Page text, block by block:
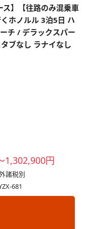
ス】【往路のみ混乗車
ホノルル 3泊5日 ハ
チ / デラックスパー
ブなし ラナイなし
1,302,900円
諸税別
681